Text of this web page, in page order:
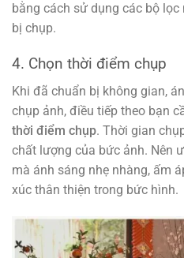
bằng cách sử dụng các bộ
bị chụp.
4. Chọn thời điểm chụp
Khi đã chuẩn bị không gian,
chụp ảnh, điều tiếp theo bạn
thời điểm chụp. Thời gian
chất lượng của bức ảnh. Nên
mà ánh sáng nhẹ nhàng, ấm
xúc thân thiện trong bức hình.